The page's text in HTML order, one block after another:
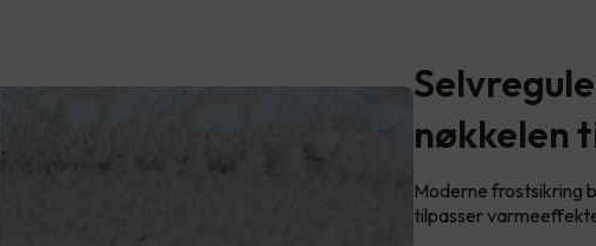
nøkkelen
Moderne frostsikring
tilpasser